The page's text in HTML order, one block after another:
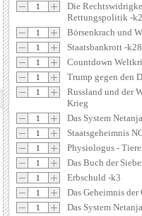
Die
Rettungspolitik -
Börsenkrach und
Staatsbankrott -k28
Countdown
Trump gegen den
Russland und der
Krieg
Das System
Staatsgeheimnis
Physiologus -
Das Buch der
Erbschuld -k3
Das Geheimnis der
Das System